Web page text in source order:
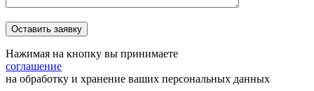
Нажимая на кнопку вы принимаете
соглашение
на обработку и хранение ваших персональных данных